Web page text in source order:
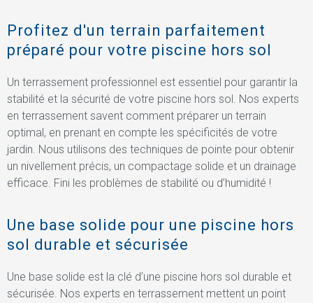
Profitez d'un terrain parfaitement
préparé pour votre piscine hors sol
Un terrassement professionnel est essentiel pour garantir la
stabilité et la sécurité de votre piscine hors sol. Nos experts
en terrassement savent comment préparer un terrain
optimal, en prenant en compte les spécificités de votre
jardin. Nous utilisons des techniques de pointe pour obtenir
un nivellement précis, un compactage solide et un drainage
efficace. Fini les problèmes de stabilité ou d’humidité !
Une base solide pour une piscine hors
sol durable et sécurisée
Une base solide est la clé d’une piscine hors sol durable et
sécurisée. Nos experts en terrassement mettent un point